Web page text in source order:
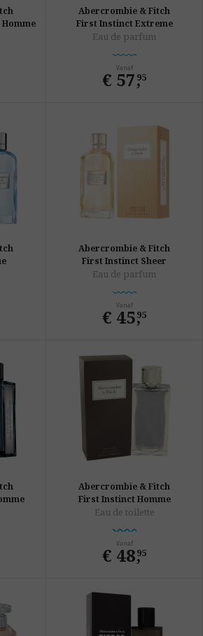
Abercrombie & Fitch
First Instinct Extreme
Eau de parfum
Vanaf
€ 57,
95
Abercrombie & Fitch
First Instinct Sheer
Eau de parfum
Vanaf
€ 45,
95
Abercrombie & Fitch
First Instinct Homme
Eau de toilette
Vanaf
€ 48,
95